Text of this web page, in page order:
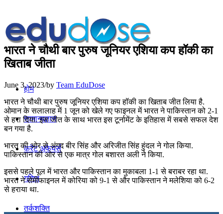
होम
सामान्यज्ञान
करेंट अफेयर्स
गणित
तर्कशक्ति
भारत ने चौथी बार पुरुष जूनियर एशिया कप हॉकी का
खिताब जीता
June 3, 2023/by Team EduDose
भारत ने चौथी बार पुरुष जूनियर एशिया कप हॉकी का खिताब जीत लिया है.
ओमान के सलालाह में 1 जून को खेले गए फाइनल में भारत ने पाकिस्तान को 2-1
से हरा दिया. इस जीत के साथ भारत इस टूर्नामेंट के इतिहास में सबसे सफल देश
बन गया है.
भारत की ओर से अंगद बीर सिंह और अरिजीत सिंह हुंदल ने गोल किया.
पाकिस्तान की ओर से एक मात्र गोल बशारत अली ने किया.
इससे पहले पूल में भारत और पाकिस्तान का मुकाबला 1-1 से बराबर रहा था.
भारत ने सेमीफाइनल में कोरिया को 9-1 से और पाकिस्तान ने मलेशिया को 6-2
से हराया था.